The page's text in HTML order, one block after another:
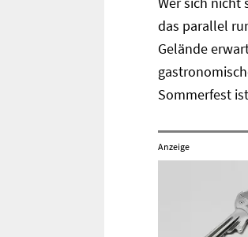
das parallel
Gelände
Sommerfest
Anzeige